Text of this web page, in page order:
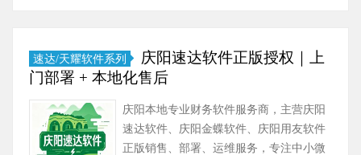
速达/天耀软件系列
庆阳速达软件正版授权｜上
门部署 + 本地化售后
庆阳本地专业财务软件服务商，主营庆阳
速达软件、庆阳金蝶软件、庆阳用友软件
正版销售、部署、运维服务，专注中小微